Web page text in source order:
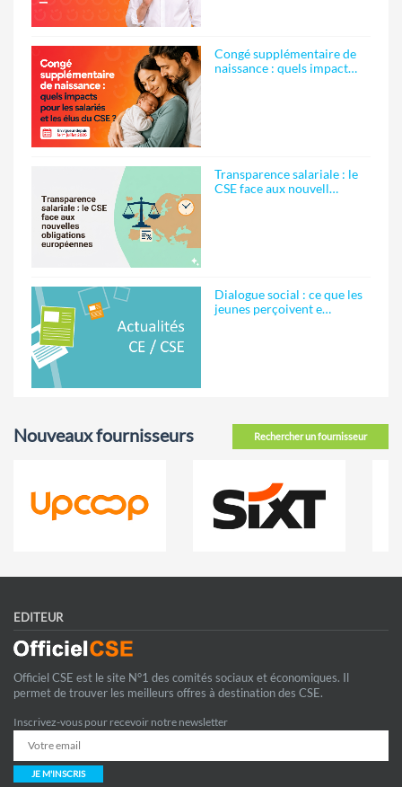
Congé supplémentaire de
naissance : quels impact…
Transparence salariale : le
CSE face aux nouvell…
Dialogue social : ce que les
jeunes perçoivent e…
Rechercher un fournisseur
Nouveaux fournisseurs
EDITEUR
Officiel CSE est le site N°1 des comités sociaux et économiques. Il
permet de trouver les meilleurs offres à destination des CSE.
Inscrivez-vous pour recevoir notre newsletter
JE M'INSCRIS